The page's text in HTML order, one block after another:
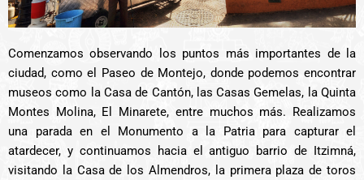
Comenzamos observando los puntos más importantes de la
ciudad, como el Paseo de Montejo, donde podemos encontrar
museos como la Casa de Cantón, las Casas Gemelas, la Quinta
Montes Molina, El Minarete, entre muchos más. Realizamos
una parada en el Monumento a la Patria para capturar el
atardecer, y continuamos hacia el antiguo barrio de Itzimná,
visitando la Casa de los Almendros, la primera plaza de toros